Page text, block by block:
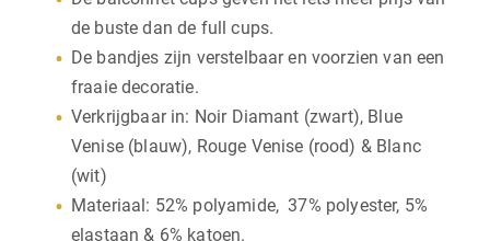
de buste dan de full cups.
De bandjes zijn verstelbaar en voorzien van een
fraaie decoratie.
Verkrijgbaar in: Noir Diamant (zwart), Blue
Venise (blauw), Rouge Venise (rood) & Blanc
(wit)
Materiaal: 52% polyamide, 37% polyester, 5%
elastaan & 6% katoen.